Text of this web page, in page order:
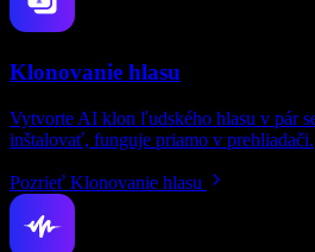
Klonovanie hlasu
Vytvorte AI klon ľudského hlasu v pár
inštalovať, funguje priamo v prehliadači.
Pozrieť Klonovanie hlasu